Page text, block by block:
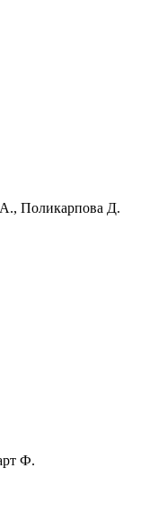
Поликарпова Д.
Ф.